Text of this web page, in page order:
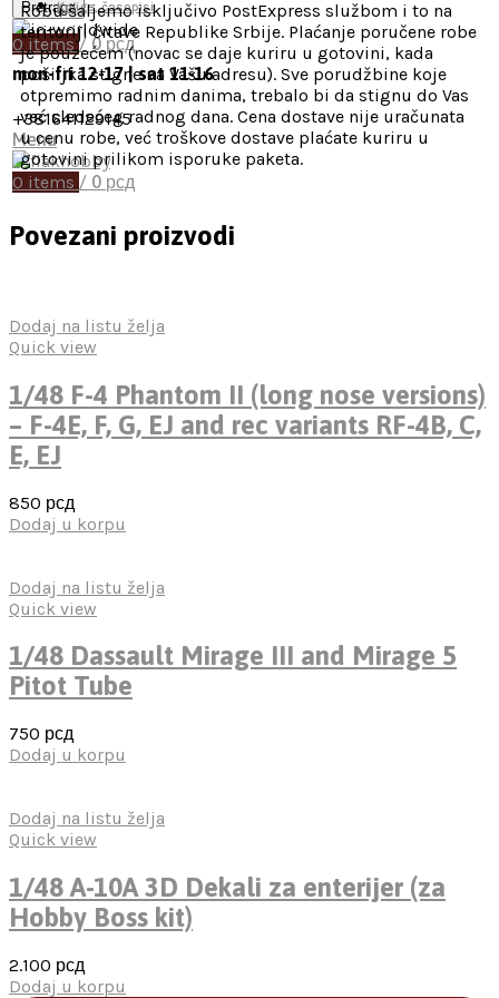
Pretraga
mon-fri 12-17 | sat 11-16
+381641129145
Menu
0 items / 0 рсд
Knjige, časopisi
0items/ 0рсд
Robu šaljemo isključivo PostExpress službom i to na
teritoriji čitave Republike Srbije. Plaćanje poručene robe
je pouzećem (novac se daje kuriru u gotovini, kada
pošiljka stigne na Vašu adresu). Sve porudžbine koje
otpremimo radnim danima, trebalo bi da stignu do Vas
već sledećeg radnog dana. Cena dostave nije uračunata
u cenu robe, već troškove dostave plaćate kuriru u
gotovini prilikom isporuke paketa.
Povezani proizvodi
Dodaj na listu želja
Quick view
1/48 F-4 Phantom II (long nose versions)
– F-4E, F, G, EJ and rec variants RF-4B, C,
E, EJ
850 рсд
Dodaj u korpu
Dodaj na listu želja
Quick view
1/48 Dassault Mirage III and Mirage 5
Pitot Tube
750 рсд
Dodaj u korpu
Dodaj na listu želja
Quick view
1/48 A-10A 3D Dekali za enterijer (za
Hobby Boss kit)
2.100 рсд
Dodaj u korpu